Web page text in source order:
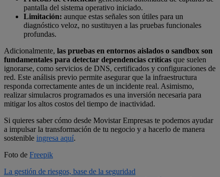
pantalla del sistema operativo iniciado.
Limitación: aunque estas señales son útiles para un
diagnóstico veloz, no sustituyen a las pruebas funcionales
profundas.
Adicionalmente, las pruebas en entornos aislados o sandbox son
fundamentales para detectar dependencias críticas que suelen
ignorarse, como servicios de DNS, certificados y configuraciones de
red. Este análisis previo permite asegurar que la infraestructura
responda correctamente antes de un incidente real. Asimismo,
realizar simulacros programados es una inversión necesaria para
mitigar los altos costos del tiempo de inactividad.
Si quieres saber cómo desde Movistar Empresas te podemos ayudar
a impulsar la transformación de tu negocio y a hacerlo de manera
sostenible ingresa aquí.
Foto de Freepik
La gestión de riesgos, base de la seguridad